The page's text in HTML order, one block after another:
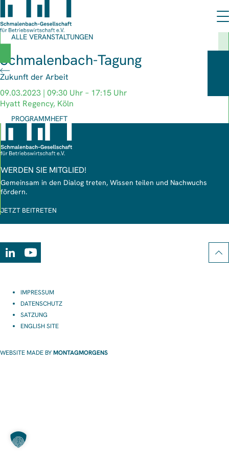
ALLE VERANSTALTUNGEN
Schmalenbach-Tagung
Zukunft der Arbeit
09.03.2023 | 09:30 Uhr – 17:15 Uhr
Hyatt Regency, Köln
PROGRAMMHEFT
WERDEN SIE MITGLIED!
Gemeinsam in den Dialog treten, Wissen teilen und Nachwuchs
fördern.
JETZT BEITRETEN
LinkedInYoutube
IMPRESSUM
DATENSCHUTZ
SATZUNG
ENGLISH SITE
WEBSITE MADE BYMONTAGMORGENS